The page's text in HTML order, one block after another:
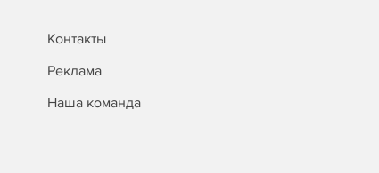
Контакты
Реклама
Наша команда